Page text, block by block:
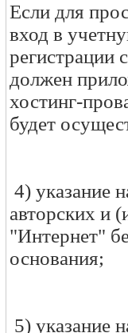
Если для
вход в
регистрации
должен
хостинг-
будет
4) указание
авторских и
"Интернет"
основания;
5) указание